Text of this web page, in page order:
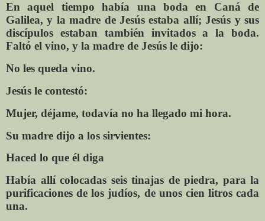
En aquel tiempo había una boda en Caná de
Galilea, y la madre de Jesús estaba allí; Jesús y sus
discípulos estaban también invitados a la boda.
Faltó el vino, y la madre de Jesús le dijo:
No les queda vino.
Jesús le contestó:
Mujer, déjame, todavía no ha llegado mi hora.
Su madre dijo a los sirvientes:
Haced lo que él diga
Había allí colocadas seis tinajas de piedra, para la
purificaciones de los judíos, de unos cien litros cada
una.